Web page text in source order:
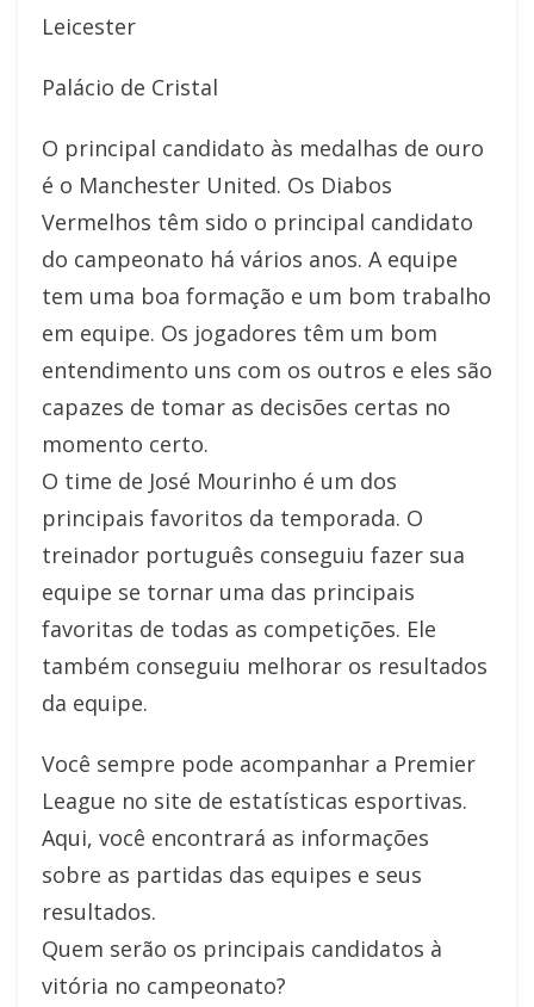
Leicester
Palácio de Cristal
O principal candidato às medalhas de ouro
é o Manchester United. Os Diabos
Vermelhos têm sido o principal candidato
do campeonato há vários anos. A equipe
tem uma boa formação e um bom trabalho
em equipe. Os jogadores têm um bom
entendimento uns com os outros e eles são
capazes de tomar as decisões certas no
momento certo.
O time de José Mourinho é um dos
principais favoritos da temporada. O
treinador português conseguiu fazer sua
equipe se tornar uma das principais
favoritas de todas as competições. Ele
também conseguiu melhorar os resultados
da equipe.
Você sempre pode acompanhar a Premier
League no site de estatísticas esportivas.
Aqui, você encontrará as informações
sobre as partidas das equipes e seus
resultados.
Quem serão os principais candidatos à
vitória no campeonato?